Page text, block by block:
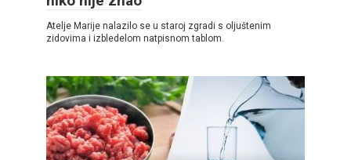
Atelje Marije nalazilo se u staroj zgradi s oljuštenim
zidovima i izbledelom natpisnom tablom.